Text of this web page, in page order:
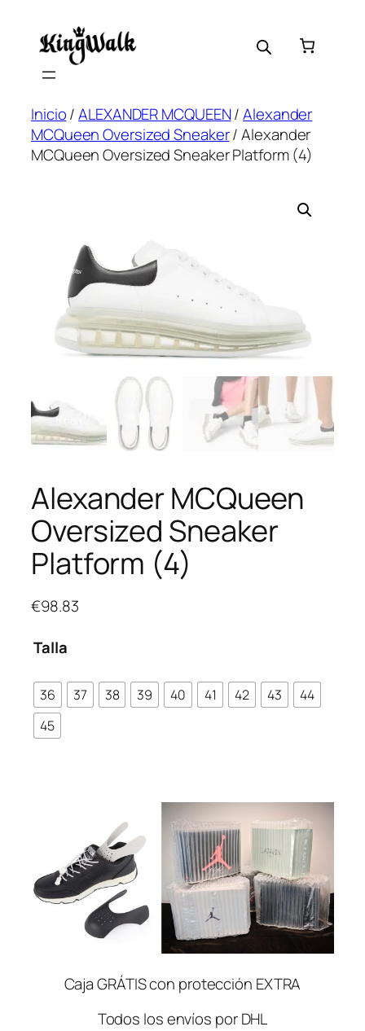
contenido
Inicio/ALEXANDER MCQUEEN/Alexander
MCQueen Oversized Sneaker/ Alexander
MCQueen Oversized Sneaker Platform (4)
Alexander MCQueen
Oversized Sneaker
Platform (4)
€98.83
Talla
36 37 38 39 40 41 42 43
44
45
Caja GRÁTIS con protección EXTRA
Todos los envíos por DHL